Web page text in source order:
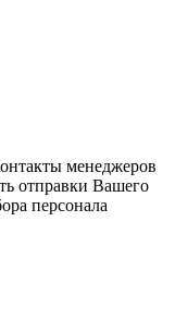
менеджеров
отправки Вашего
персонала